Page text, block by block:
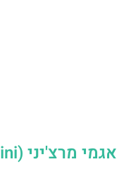
אגמי מרצ'יני (Marichini) – הגעה מבורובץ